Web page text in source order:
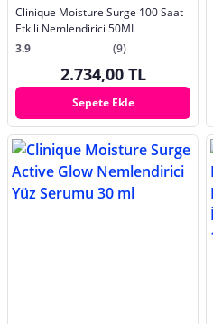
Clinique Moisture Surge 100 Saat
Etkili Nemlendirici 50ML
3.9
(9)
2.734,00 TL
Sepete Ekle